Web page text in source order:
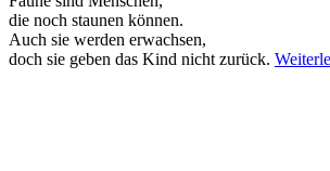
die noch staunen können.
Auch sie werden erwachsen,
doch sie geben das Kind nicht zurück.